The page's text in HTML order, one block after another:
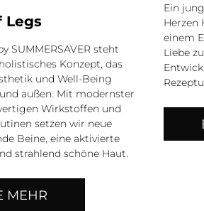
Legs
SUMMERSAVER steht
Konzept, das
und Well-Being
außen. Mit modernster
Wirkstoffen und
setzen wir neue
Beine, eine aktivierte
strahlend schöne Haut.
MEHR
Ein
Herzen
einem
Liebe